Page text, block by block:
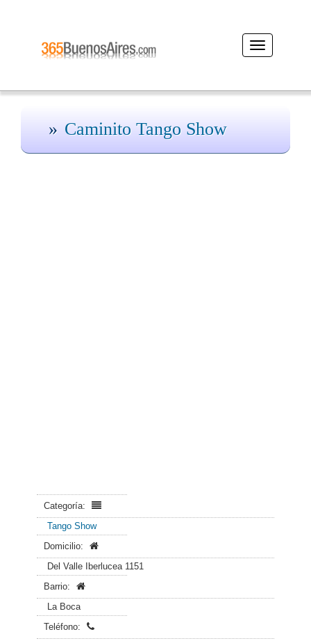
Desplegar
navegación
Caminito Tango Show
Categoría:
Tango Show
Domicilio:
Del Valle Iberlucea 1151
Barrio:
La Boca
Teléfono: